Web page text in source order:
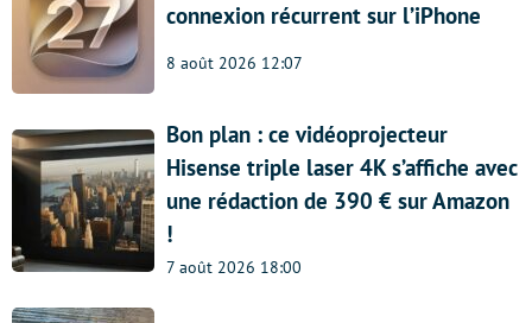
connexion récurrent sur l’iPhone
8 août 2026 12:07
Bon plan : ce vidéoprojecteur
Hisense triple laser 4K s’affiche avec
une rédaction de 390 € sur Amazon
!
7 août 2026 18:00